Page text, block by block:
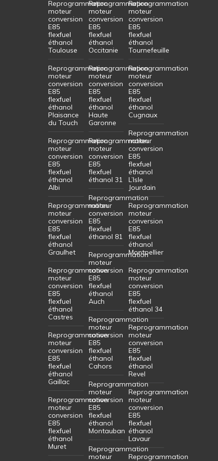
Reprogrammation
moteur
conversion
E85
flexfuel
éthanol
Toulouse
Reprogrammation
moteur
conversion
E85
flexfuel
éthanol
Plaisance
du Touch
Reprogrammation
moteur
conversion
E85
flexfuel
éthanol
Albi
Reprogrammation
moteur
conversion
E85
flexfuel
éthanol
Graulhet
Reprogrammation
moteur
conversion
E85
flexfuel
éthanol
Castres
Reprogrammation
moteur
conversion
E85
flexfuel
éthanol
Gaillac
Reprogrammation
moteur
conversion
E85
flexfuel
éthanol
Muret
Reprogrammation
moteur
conversion
E85
flexfuel
éthanol
Occitanie
Reprogrammation
moteur
conversion
E85
flexfuel
éthanol
Haute
Garonne
Reprogrammation
moteur
conversion
E85
flexfuel
éthanol 31
Reprogrammation
moteur
conversion
E85
flexfuel
éthanol 81
Reprogrammation
moteur
conversion
E85
flexfuel
éthanol
Auch
Reprogrammation
moteur
conversion
E85
flexfuel
éthanol
Cahors
Reprogrammation
moteur
conversion
E85
flexfuel
éthanol
Montauban
Reprogrammation
moteur
Reprogrammation
moteur
conversion
E85
flexfuel
éthanol
Tournefeuille
Reprogrammation
moteur
conversion
E85
flexfuel
éthanol
Cugnaux
Reprogrammation
moteur
conversion
E85
flexfuel
éthanol
L’Isle
Jourdain
Reprogrammation
moteur
conversion
E85
flexfuel
éthanol
Montpellier
Reprogrammation
moteur
conversion
E85
flexfuel
éthanol 34
Reprogrammation
moteur
conversion
E85
flexfuel
éthanol
Revel
Reprogrammation
moteur
conversion
E85
flexfuel
éthanol
Lavaur
Reprogrammation